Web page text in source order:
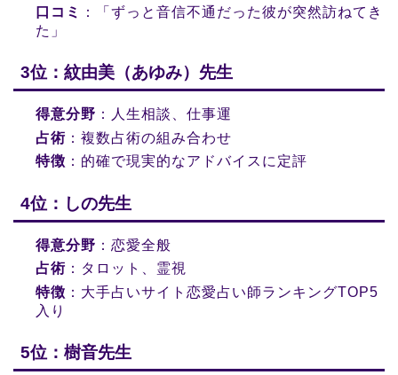
口コミ
：「ずっと音信不通だった彼が突然訪ねてき
た」
3位：紋由美（あゆみ）先生
得意分野 ：人生相談、仕事運
占術 ：複数占術の組み合わせ
特徴 ：的確で現実的なアドバイスに定評
4位：しの先生
得意分野 ：恋愛全般
占術 ：タロット、霊視
特徴 ：大手占いサイト恋愛占い師ランキングTOP5
入り
5位：樹音先生